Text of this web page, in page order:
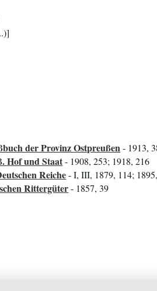
der Provinz Ostpreußen- 1913,
Hof und Staat- 1908, 253; 1918, 216
Reiche- I, III, 1879, 114;
Rittergüter- 1857, 39